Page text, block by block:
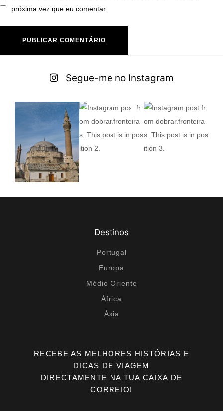
próxima vez que eu comentar.
Segue-me no Instagram
Destinos
Portugal
Europa
Médio Oriente
África
Ásia
RECEBE AS MELHORES HISTÓRIAS E
DICAS DE VIAGEM
DIRECTAMENTE NA TUA CAIXA DE
CORREIO!